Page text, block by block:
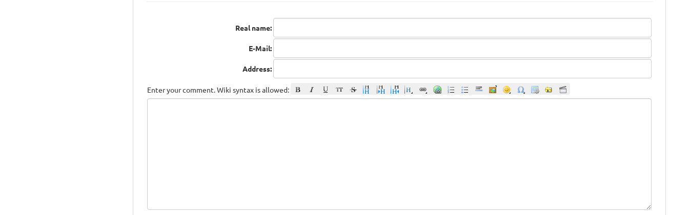
Real name:
E-Mail:
Address:
Enter your comment. Wiki syntax is allowed: